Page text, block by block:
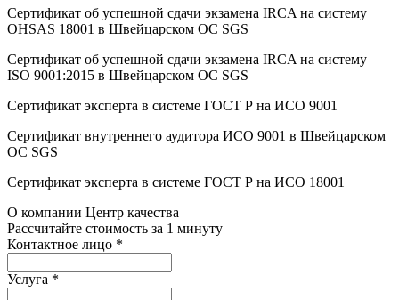
Сертификат об успешной сдачи экзамена IRCA на систему
OHSAS 18001 в Швейцарском ОС SGS
Сертификат об успешной сдачи экзамена IRCA на систему
ISO 9001:2015 в Швейцарском ОС SGS
Сертификат эксперта в системе ГОСТ Р на ИСО 9001
Сертификат внутреннего аудитора ИСО 9001 в Швейцарском
ОС SGS
Сертификат эксперта в системе ГОСТ Р на ИСО 18001
О компании Центр качества
Рассчитайте стоимость за 1 минуту
Контактное лицо *
Услуга *